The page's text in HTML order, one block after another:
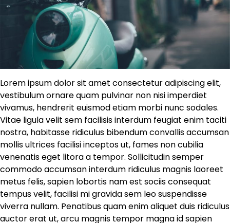
Lorem ipsum dolor sit amet consectetur adipiscing elit,
vestibulum ornare quam pulvinar non nisi imperdiet
vivamus, hendrerit euismod etiam morbi nunc sodales.
Vitae ligula velit sem facilisis interdum feugiat enim taciti
nostra, habitasse ridiculus bibendum convallis accumsan
mollis ultrices facilisi inceptos ut, fames non cubilia
venenatis eget litora a tempor. Sollicitudin semper
commodo accumsan interdum ridiculus magnis laoreet
metus felis, sapien lobortis nam est sociis consequat
tempus velit, facilisi mi gravida sem leo suspendisse
viverra nullam. Penatibus quam enim aliquet duis ridiculus
auctor erat ut, arcu magnis tempor magna id sapien